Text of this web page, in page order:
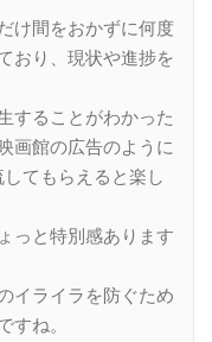
け間をおかずに何度
おり、現状や進捗を
することがわかった
画館の広告のように
てもらえると楽し
っと特別感あります
イライラを防ぐため
すね。